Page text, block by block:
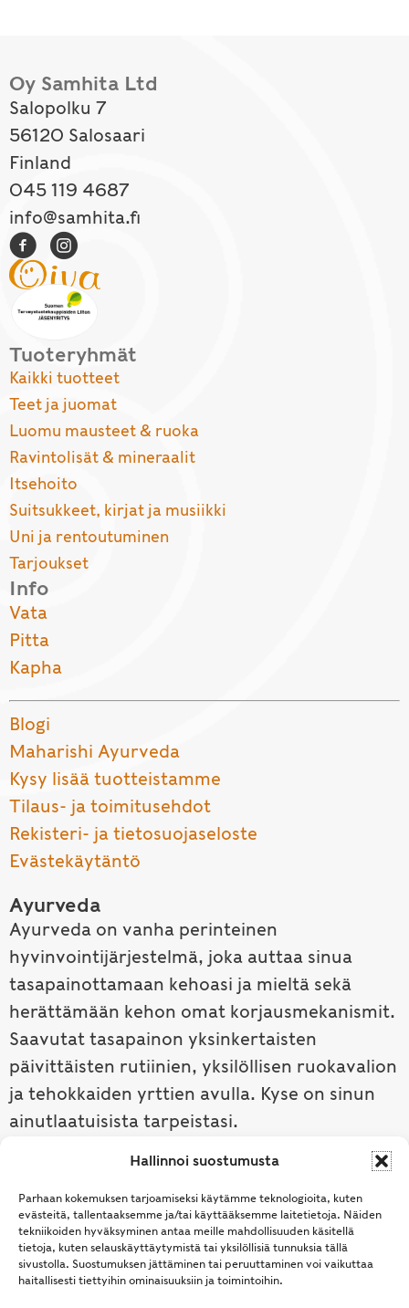
Hallinnoi suostumusta
Parhaan kokemuksen tarjoamiseksi käytämme teknologioita, kuten
evästeitä, tallentaaksemme ja/tai käyttääksemme laitetietoja. Näiden
tekniikoiden hyväksyminen antaa meille mahdollisuuden käsitellä
tietoja, kuten selauskäyttäytymistä tai yksilöllisiä tunnuksia tällä
sivustolla. Suostumuksen jättäminen tai peruuttaminen voi vaikuttaa
haitallisesti tiettyihin ominaisuuksiin ja toimintoihin.
Oy Samhita Ltd
Salopolku 7
56120 Salosaari
Finland
045 119 4687
info@samhita.fi
Tuoteryhmät
Kaikki tuotteet
Teet ja juomat
Luomu mausteet & ruoka
Ravintolisät & mineraalit
Itsehoito
Suitsukkeet, kirjat ja musiikki
Uni ja rentoutuminen
Tarjoukset
Info
Vata
Pitta
Kapha
Blogi
Maharishi Ayurveda
Kysy lisää tuotteistamme
Tilaus- ja toimitusehdot
Rekisteri- ja tietosuojaseloste
Evästekäytäntö
Ayurveda
Ayurveda on vanha perinteinen
hyvinvointijärjestelmä, joka auttaa sinua
tasapainottamaan kehoasi ja mieltä sekä
herättämään kehon omat korjausmekanismit.
Saavutat tasapainon yksinkertaisten
päivittäisten rutiinien, yksilöllisen ruokavalion
ja tehokkaiden yrttien avulla. Kyse on sinun
ainutlaatuisista tarpeistasi.
Tutustu ayurvedaan →